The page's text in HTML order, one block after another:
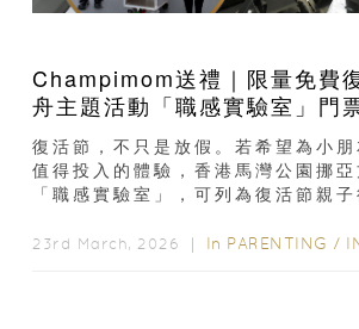
Champimom送禮｜限量免費
舟主題活動「職感實驗室」門
門票兩張連10個遊戲代幣) 價
朋友化身夢想實習生體驗 6大
復活節，不只是放假。若希望為小
值得投入的體驗，香港馬灣公園挪
「職感實驗室」，可列為復活節親
23rd March, 2026 ｜ In PARENTING /